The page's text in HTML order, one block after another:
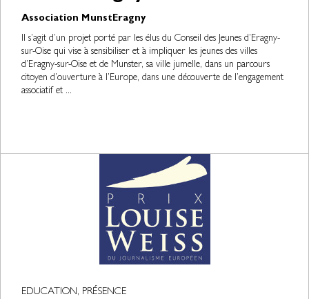
Association MunstEragny
Il s’agit d’un projet porté par les élus du Conseil des Jeunes d’Eragny-
sur-Oise qui vise à sensibiliser et à impliquer les jeunes des villes
d’Eragny-sur-Oise et de Munster, sa ville jumelle, dans un parcours
citoyen d’ouverture à l’Europe, dans une découverte de l’engagement
associatif et ...
EDUCATION, PRÉSENCE